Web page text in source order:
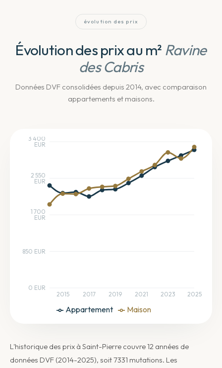
évolution des prix
Évolution des prix au m² Ravine
des Cabris
Données DVF consolidées depuis 2014, avec comparaison
appartements et maisons.
Appartement Maison
2015 2017 2019 2021 2023 2025
0 EUR
850 EUR
1 700
EUR
2 550
EUR
3 400
EUR
L'historique des prix à Saint-Pierre couvre 12 années de
données DVF (2014-2025), soit 7331 mutations. Les